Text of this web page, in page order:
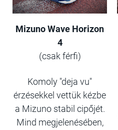
Mizuno Wave Horizon
4
(csak férfi)
Komoly "deja vu"
érzésekkel vettük kézbe
a Mizuno stabil cipőjét.
Mind megjelenésében,